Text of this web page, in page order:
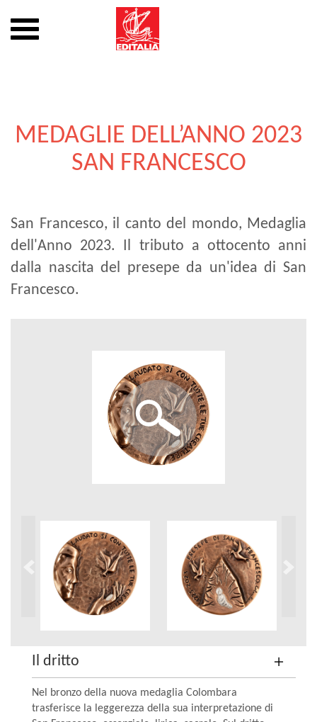
Mostra
o
MEDAGLIE DELL’ANNO 2023
SAN FRANCESCO
San Francesco, il canto del mondo, Medaglia
dell'Anno 2023. Il tributo a ottocento anni
dalla nascita del presepe da un'idea di San
Francesco.
Il dritto
Nel bronzo della nuova medaglia Colombara
trasferisce la leggerezza della sua interpretazione di